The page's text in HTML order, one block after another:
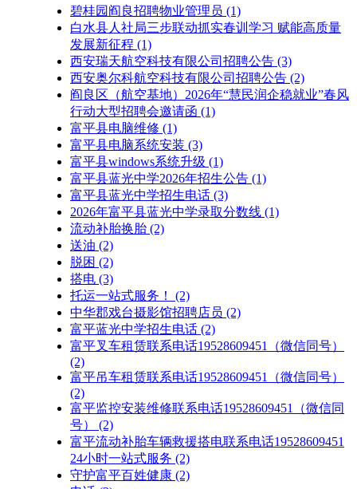
碧桂园阎良招聘物业管理员 (1)
白水县人社局三步联动抓实春训学习 赋能高质量
发展新征程 (1)
西安瑞天航空科技有限公司招聘公告 (3)
西安奥尔科航空科技有限公司招聘公告 (2)
阎良区（航空基地）2026年“慧民润企稳就业”春风
行动大型招聘会邀请函 (1)
富平县电脑维修 (1)
富平县电脑系统安装 (3)
富平县windows系统升级 (1)
富平县蓝光中学2026年招生公告 (1)
富平县蓝光中学招生电话 (3)
2026年富平县蓝光中学录取分数线 (1)
流动补胎换胎 (2)
送油 (2)
脱困 (2)
搭电 (3)
托运一站式服务！
(2)
中华郡戏台摄影馆招聘店员 (2)
富平蓝光中学招生电话 (2)
富平叉车租赁联系电话19528609451（微信同号）
(2)
富平吊车租赁联系电话19528609451（微信同号）
(2)
富平监控安装维修联系电话19528609451（微信同
号）
(2)
富平流动补胎车辆救援搭电联系电话19528609451
24小时一站式服务 (2)
守护富平百姓健康 (2)